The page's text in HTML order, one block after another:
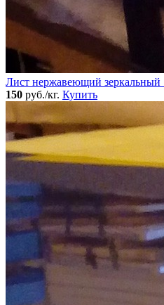
Лист нержавеющий
150 руб./кг. Купить